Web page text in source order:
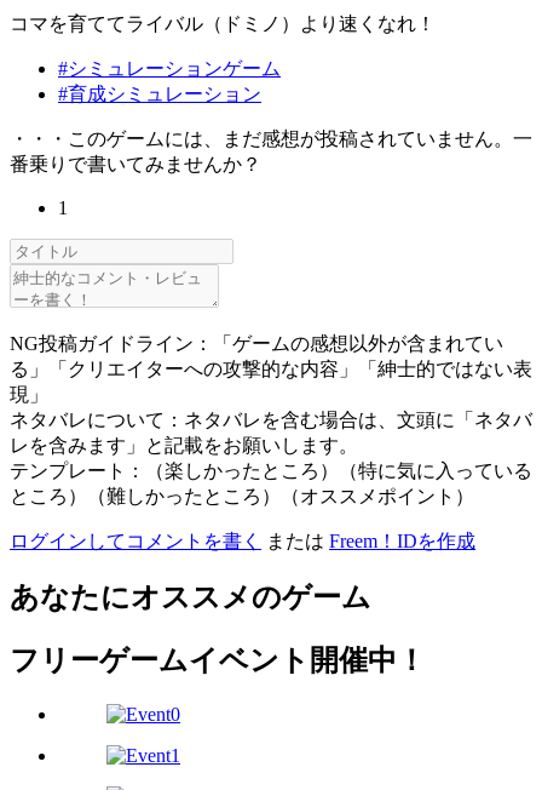
コマを育ててライバル（ドミノ）より速くなれ！
#シミュレーションゲーム
#育成シミュレーション
・・・このゲームには、まだ感想が投稿されていません。一
番乗りで書いてみませんか？
1
NG投稿ガイドライン：「ゲームの感想以外が含まれてい
る」「クリエイターへの攻撃的な内容」「紳士的ではない表
現」
ネタバレについて：ネタバレを含む場合は、文頭に「ネタバ
レを含みます」と記載をお願いします。
テンプレート：（楽しかったところ）（特に気に入っている
ところ）（難しかったところ）（オススメポイント）
ログインしてコメントを書く または Freem！IDを作成
あなたにオススメのゲーム
フリーゲームイベント開催中！